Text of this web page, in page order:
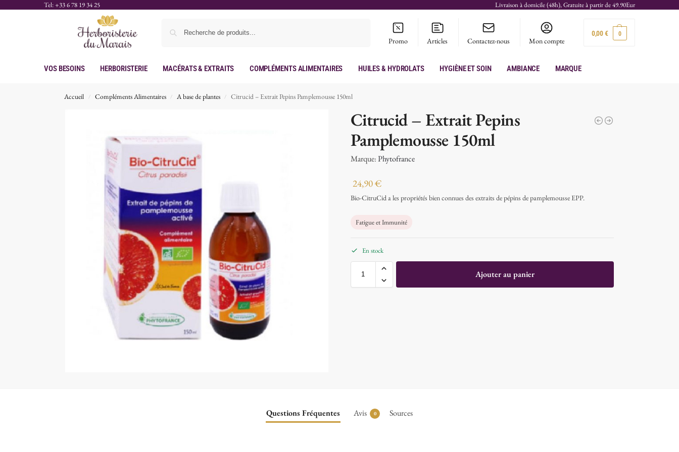
Tel: +33 6 78 19 34 25 Livraison à domicile (48h), Gratuite à partir de 49.90Eur
Promo Articles Contactez-nous Mon compte
0,00€ 0
Vos Besoins Herboristerie Macérats & Extraits Compléments Alimentaires Huiles & hydrolats Hygiène et soin Ambiance Marque
Accueil / Compléments Alimentaires / A base de plantes / Citrucid – Extrait Pepins Pamplemousse 150ml
Citrucid – Extrait Pepins
Pamplemousse 150ml
Marque:Phytofrance
24,90€
Bio-CitruCid a les propriétés bien connues des extraits de pépins de pamplemousse EPP.
Fatigue et Immunité
En stock
Ajouter au panier
Questions Fréquentes Avis 0 Sources